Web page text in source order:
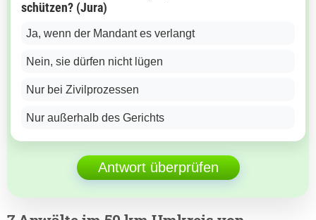
schützen? (Jura)
Ja, wenn der Mandant es verlangt
Nein, sie dürfen nicht lügen
Nur bei Zivilprozessen
Nur außerhalb des Gerichts
Antwort überprüfen